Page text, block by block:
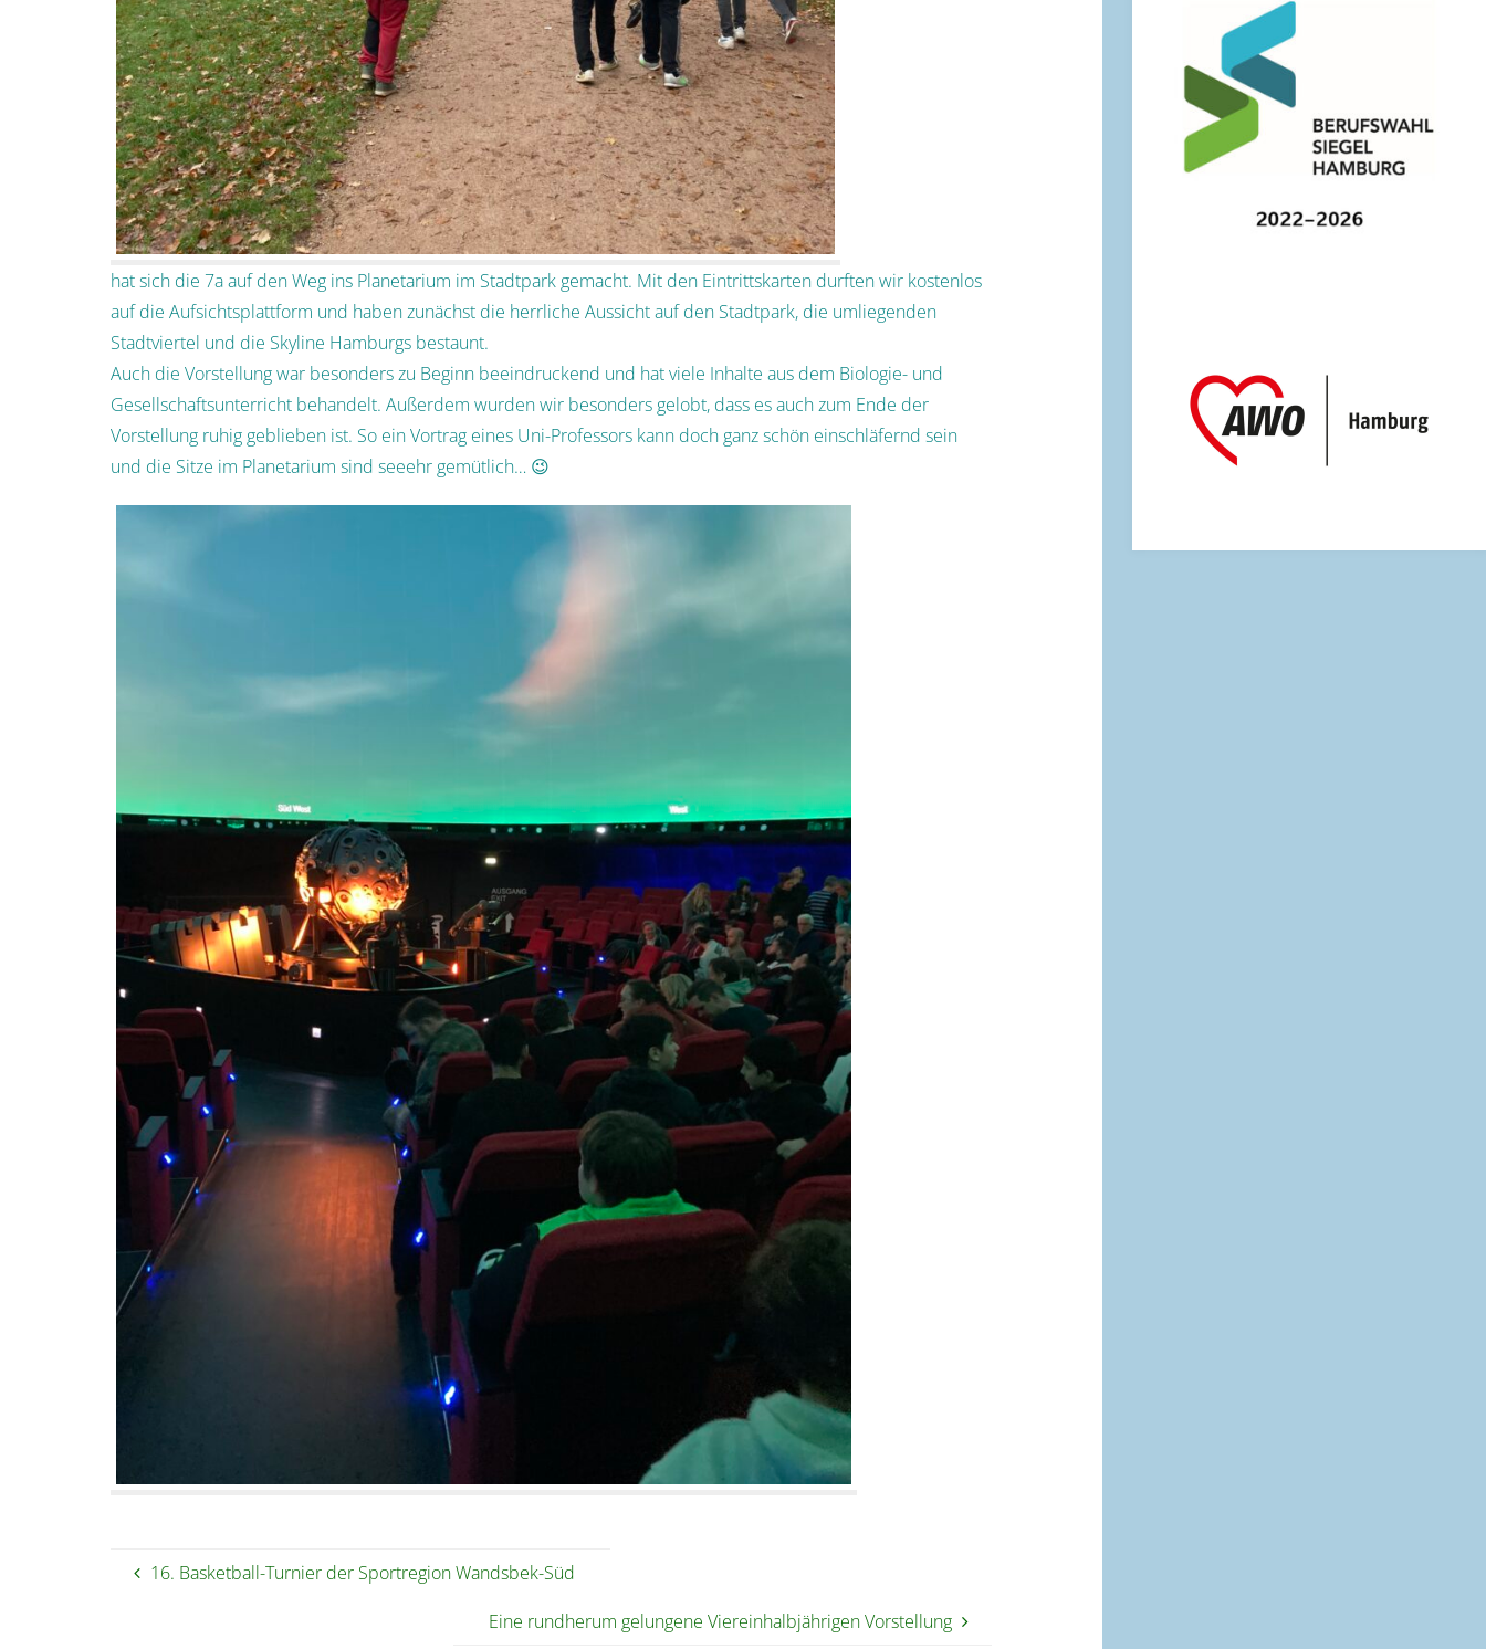
hat sich die 7a auf den Weg ins Planetarium im Stadtpark gemacht. Mit den Eintrittskarten durften wir kostenlos
auf die Aufsichtsplattform und haben zunächst die herrliche Aussicht auf den Stadtpark, die umliegenden
Stadtviertel und die Skyline Hamburgs bestaunt.
Auch die Vorstellung war besonders zu Beginn beeindruckend und hat viele Inhalte aus dem Biologie- und
Gesellschaftsunterricht behandelt. Außerdem wurden wir besonders gelobt, dass es auch zum Ende der
Vorstellung ruhig geblieben ist. So ein Vortrag eines Uni-Professors kann doch ganz schön einschläfernd sein
und die Sitze im Planetarium sind seeehr gemütlich… 😉
16. Basketball-Turnier der Sportregion Wandsbek-Süd
Eine rundherum gelungene Viereinhalbjährigen Vorstellung